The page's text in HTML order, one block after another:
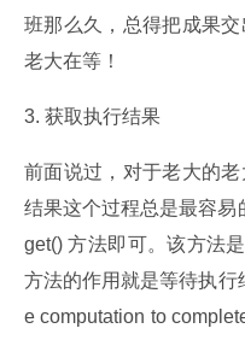
班那么久，总得把成果
老大在等！
3. 获取执行结果
前面说过，对于老大的
结果这个过程总是最容易
get() 方法即可。该方法
方法的作用就是等待执行
e computation to